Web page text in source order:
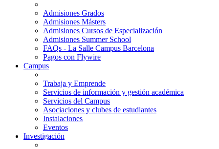
Admisiones Grados
Admisiones Másters
Admisiones Cursos de Especialización
Admisiones Summer School
FAQs - La Salle Campus Barcelona
Pagos con Flywire
Campus
Trabaja y Emprende
Servicios de información y gestión académica
Servicios del Campus
Asociaciones y clubes de estudiantes
Instalaciones
Eventos
Investigación